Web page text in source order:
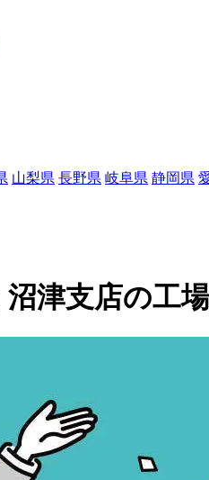
山梨県 長野県 岐阜県 静岡県
津支店の工